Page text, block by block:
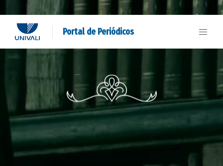
Portal de Periódicos